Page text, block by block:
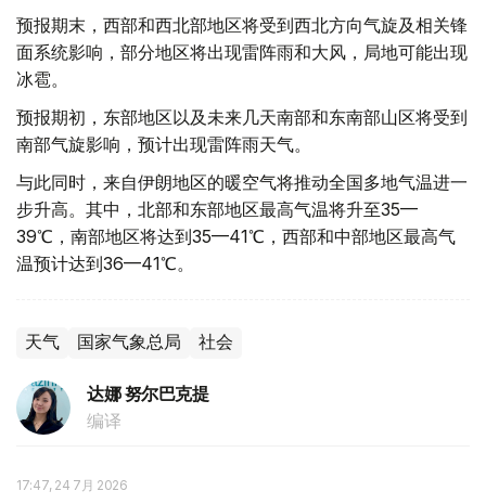
预报期末，西部和西北部地区将受到西北方向气旋及相关锋
面系统影响，部分地区将出现雷阵雨和大风，局地可能出现
冰雹。
预报期初，东部地区以及未来几天南部和东南部山区将受到
南部气旋影响，预计出现雷阵雨天气。
与此同时，来自伊朗地区的暖空气将推动全国多地气温进一
步升高。其中，北部和东部地区最高气温将升至35—
39℃，南部地区将达到35—41℃，西部和中部地区最高气
温预计达到36—41℃。
天气 国家气象总局 社会
达娜 努尔巴克提
编译
17:47, 24 7月 2026